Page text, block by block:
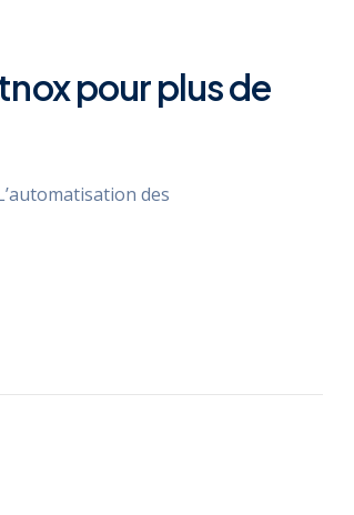
pour plus de
des